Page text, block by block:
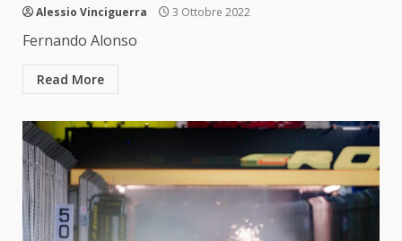
Alessio Vinciguerra 3 Ottobre 2022
Fernando Alonso
Read More